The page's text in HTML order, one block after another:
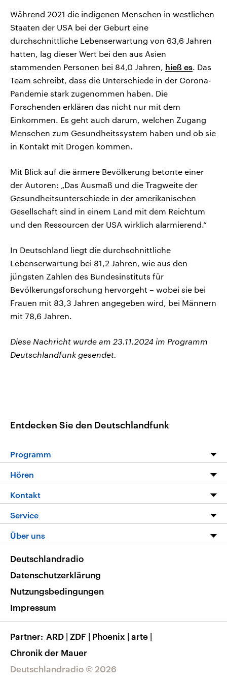
Während 2021 die indigenen Menschen in westlichen
Staaten der USA bei der Geburt eine
durchschnittliche Lebenserwartung von 63,6 Jahren
hatten, lag dieser Wert bei den aus Asien
stammenden Personen bei 84,0 Jahren, hieß es. Das
Team schreibt, dass die Unterschiede in der Corona-
Pandemie stark zugenommen haben. Die
Forschenden erklären das nicht nur mit dem
Einkommen. Es geht auch darum, welchen Zugang
Menschen zum Gesundheitssystem haben und ob sie
in Kontakt mit Drogen kommen.
Mit Blick auf die ärmere Bevölkerung betonte einer
der Autoren: „Das Ausmaß und die Tragweite der
Gesundheitsunterschiede in der amerikanischen
Gesellschaft sind in einem Land mit dem Reichtum
und den Ressourcen der USA wirklich alarmierend.“
In Deutschland liegt die durchschnittliche
Lebenserwartung bei 81,2 Jahren, wie aus den
jüngsten Zahlen des Bundesinstituts für
Bevölkerungsforschung hervorgeht – wobei sie bei
Frauen mit 83,3 Jahren angegeben wird, bei Männern
mit 78,6 Jahren.
Diese Nachricht wurde am 23.11.2024 im Programm
Deutschlandfunk gesendet.
Entdecken Sie den Deutschlandfunk
Programm
Programm
Die Nachrichten
Nachrichtenleicht
Neue Beiträge auf dlf.de
Hören
Livestream
Podcasts
Deutschlandfunk App
Nachrichten App
Frequenzen
Kontakt
Hörerservice
Service
FAQ
Veranstaltungen
Musikliste
RSS
Über uns
Barrierefreiheit
Deutschlandradio © 2026
Deutschlandradio
Datenschutzerklärung
Nutzungsbedingungen
Impressum
Partner ARD | ZDF | Phoenix | arte |
Chronik der Mauer